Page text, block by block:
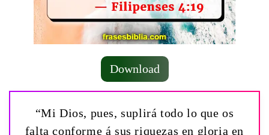
Download
“Mi Dios, pues, suplirá todo lo que os
falta conforme á sus riquezas en gloria en